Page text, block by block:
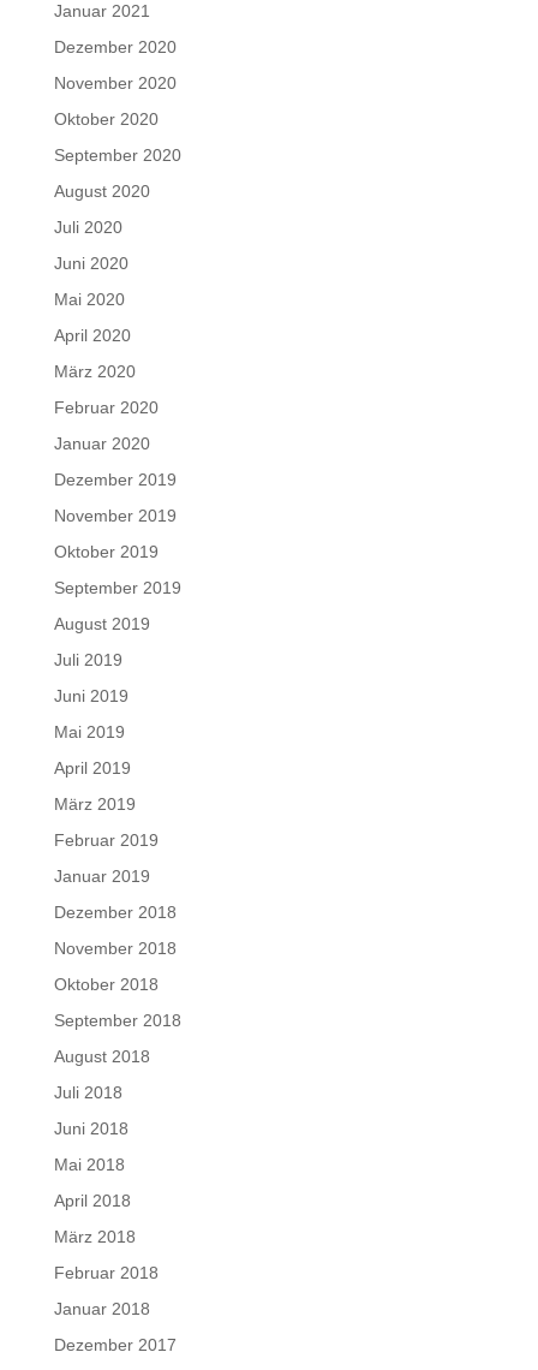
Januar 2021
Dezember 2020
November 2020
Oktober 2020
September 2020
August 2020
Juli 2020
Juni 2020
Mai 2020
April 2020
März 2020
Februar 2020
Januar 2020
Dezember 2019
November 2019
Oktober 2019
September 2019
August 2019
Juli 2019
Juni 2019
Mai 2019
April 2019
März 2019
Februar 2019
Januar 2019
Dezember 2018
November 2018
Oktober 2018
September 2018
August 2018
Juli 2018
Juni 2018
Mai 2018
April 2018
März 2018
Februar 2018
Januar 2018
Dezember 2017